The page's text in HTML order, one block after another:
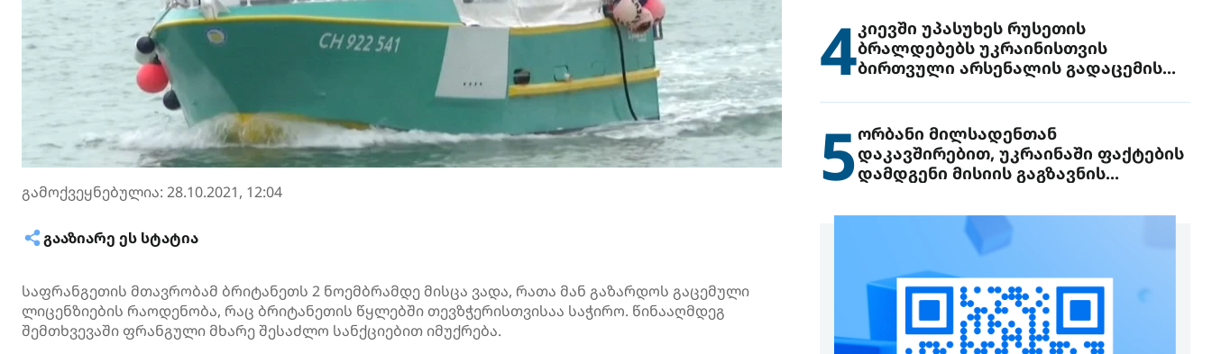
გამოქვეყნებულია: 28.10.2021, 12:04
ᲒᲐᲐᲖᲘᲐᲠᲔ ᲔᲡ ᲡᲢᲐᲢᲘᲐ
საფრანგეთის მთავრობამ ბრიტანეთს 2 ნოემბრამდე მისცა ვადა, რათა მან გაზარდოს გაცემული
ლიცენზიების რაოდენობა, რაც ბრიტანეთის წყლებში თევზჭერისთვისაა საჭირო. წინააღმდეგ
შემთხვევაში ფრანგული მხარე შესაძლო სანქციებით იმუქრება.
4კიევში უპასუხეს რუსეთის
ბრალდებებს უკრაინისთვის
ბირთვული არსენალის გადაცემის
5ორბანი მილსადენთან
დაკავშირებით, უკრაინაში ფაქტების
დამდგენი მისიის გაგზავნის